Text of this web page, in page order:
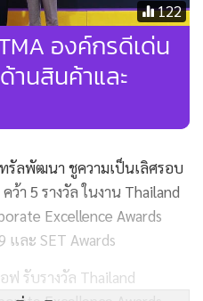
122
องค์กรดีเด่น
านสินค้าและ
รัลพัฒนา ชูความเป็นเลิศรอบ
ว้า 5 รางวัล ในงาน Thailand
Excellence Awards
และ SET Awards
ฟ รับรางวัล Thailand